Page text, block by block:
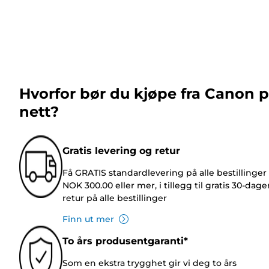
Hvorfor bør du kjøpe fra Canon
nett?
Gratis levering og retur
Få GRATIS standardlevering på alle bestillinger
NOK 300.00 eller mer, i tillegg til gratis 30-
retur på alle bestillinger
Finn ut mer
To års produsentgaranti*
Som en ekstra trygghet gir vi deg to års